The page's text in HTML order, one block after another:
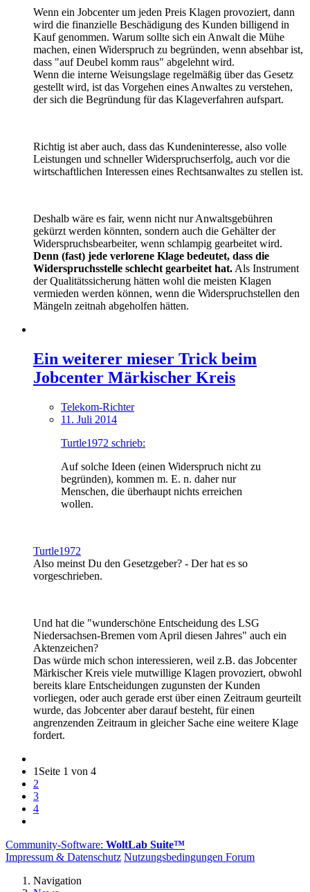
Wenn ein Jobcenter um jeden Preis Klagen provoziert, dann
wird die finanzielle Beschädigung des Kunden billigend in
Kauf genommen. Warum sollte sich ein Anwalt die Mühe
machen, einen Widerspruch zu begründen, wenn absehbar ist,
dass "auf Deubel komm raus" abgelehnt wird.
Wenn die interne Weisungslage regelmäßig über das Gesetz
gestellt wird, ist das Vorgehen eines Anwaltes zu verstehen,
der sich die Begründung für das Klageverfahren aufspart.
Richtig ist aber auch, dass das Kundeninteresse, also volle
Leistungen und schneller Widerspruchserfolg, auch vor die
wirtschaftlichen Interessen eines Rechtsanwaltes zu stellen ist.
Deshalb wäre es fair, wenn nicht nur Anwaltsgebühren
gekürzt werden könnten, sondern auch die Gehälter der
Widerspruchsbearbeiter, wenn schlampig gearbeitet wird.
Denn (fast) jede verlorene Klage bedeutet, dass die
Widerspruchsstelle schlecht gearbeitet hat. Als Instrument
der Qualitätssicherung hätten wohl die meisten Klagen
vermieden werden können, wenn die Widerspruchstellen den
Mängeln zeitnah abgeholfen hätten.
Ein weiterer mieser Trick beim
Jobcenter Märkischer Kreis
Telekom-Richter
11. Juli 2014
Turtle1972 schrieb:
Auf solche Ideen (einen Widerspruch nicht zu
begründen), kommen m. E. n. daher nur
Menschen, die überhaupt nichts erreichen
wollen.
Turtle1972
Also meinst Du den Gesetzgeber? - Der hat es so
vorgeschrieben.
Und hat die "wunderschöne Entscheidung des LSG
Niedersachsen-Bremen vom April diesen Jahres" auch ein
Aktenzeichen?
Das würde mich schon interessieren, weil z.B. das Jobcenter
Märkischer Kreis viele mutwillige Klagen provoziert, obwohl
bereits klare Entscheidungen zugunsten der Kunden
vorliegen, oder auch gerade erst über einen Zeitraum geurteilt
wurde, das Jobcenter aber darauf besteht, für einen
angrenzenden Zeitraum in gleicher Sache eine weitere Klage
fordert.
1 Seite 1 von 4
2
3
4
Community-Software: WoltLab Suite™
Impressum & Datenschutz Nutzungsbedingungen Forum
Navigation